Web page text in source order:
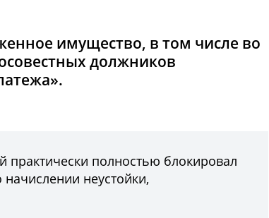
имущество, в том числе во
должников
полностью блокировал
неустойки,